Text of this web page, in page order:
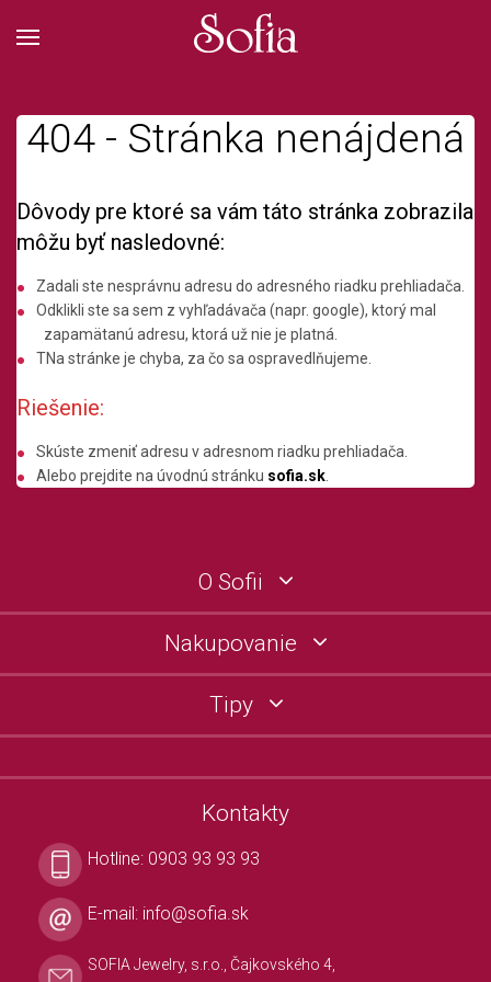
404 - Stránka nenájdená
Dôvody pre ktoré sa vám táto stránka zobrazila
môžu byť nasledovné:
Zadali ste nesprávnu adresu do adresného riadku prehliadača.
Odklikli ste sa sem z vyhľadávača (napr. google), ktorý mal
zapamätanú adresu, ktorá už nie je platná.
TNa stránke je chyba, za čo sa ospravedlňujeme.
Riešenie:
Skúste zmeniť adresu v adresnom riadku prehliadača.
Alebo prejdite na úvodnú stránku sofia.sk
O Sofii
Nakupovanie
Tipy
Kontakty
Hotline: 0903 93 93 93
E-mail: info@sofia.sk
SOFIA Jewelry, s.r.o., Čajkovského 4,